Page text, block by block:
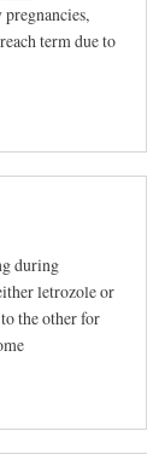
term due to
during
letrozole or
the other for